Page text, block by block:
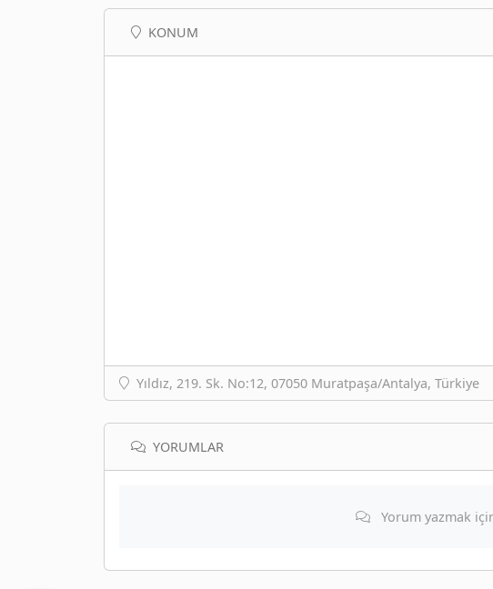
KONUM
Yıldız, 219. Sk. No:12, 07050 Muratpaşa/Antalya, Türkiye
YORUMLAR
Yorum yazmak